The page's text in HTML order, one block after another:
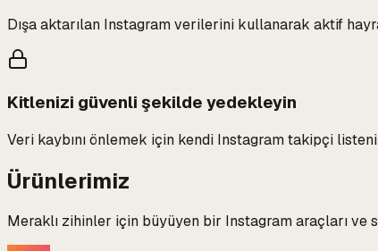
Dışa aktarılan Instagram verilerini kullanarak aktif
Kitlenizi güvenli şekilde yedekleyin
Veri kaybını önlemek için kendi Instagram takipçi
Ürünlerimiz
Meraklı zihinler için büyüyen bir Instagram araçları ve